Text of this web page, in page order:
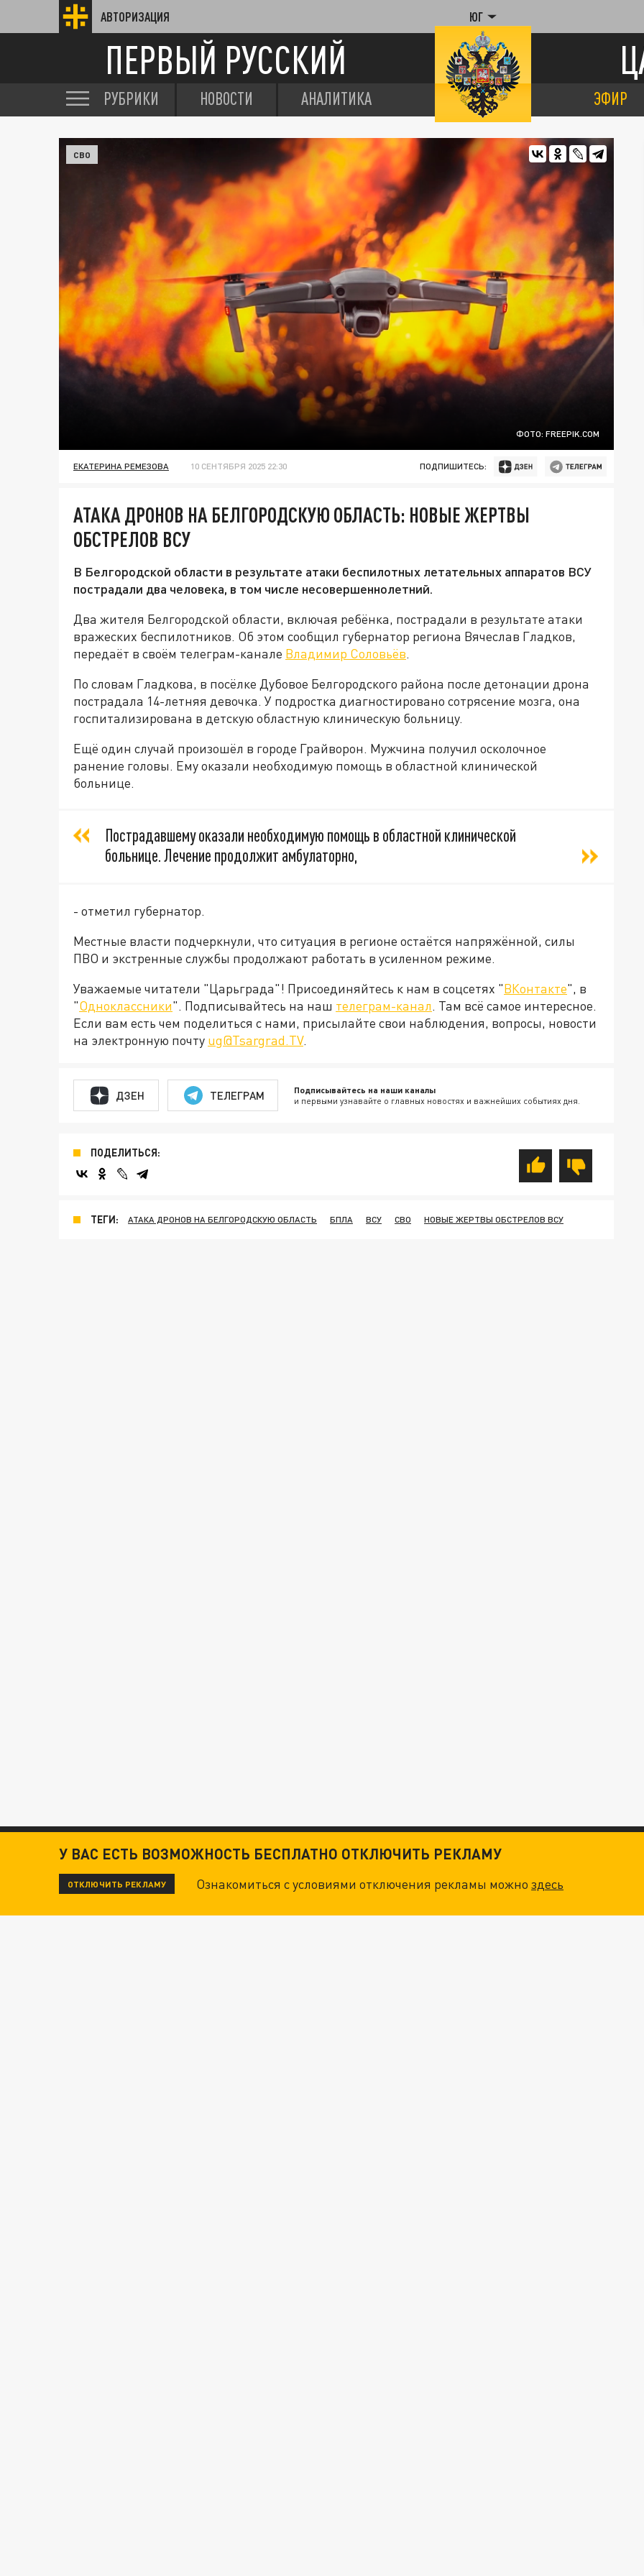
АВТОРИЗАЦИЯ ЮГ
ПЕРВЫЙ РУССКИЙ
РУБРИКИ НОВОСТИ АНАЛИТИКА ЭФИР
ФОТО: FREEPIK.COM
СВО
ЕКАТЕРИНА РЕМЕЗОВА 10 СЕНТЯБРЯ 2025 22:30 ПОДПИШИТЕСЬ:
АТАКА ДРОНОВ НА БЕЛГОРОДСКУЮ ОБЛАСТЬ: НОВЫЕ ЖЕРТВЫ
ОБСТРЕЛОВ ВСУ
В Белгородской области в результате атаки беспилотных летательных аппаратов ВСУ
пострадали два человека, в том числе несовершеннолетний.
Два жителя Белгородской области, включая ребёнка, пострадали в результате атаки
вражеских беспилотников. Об этом сообщил губернатор региона Вячеслав Гладков,
передаёт в своём телеграм-канале Владимир Соловьёв.
По словам Гладкова, в посёлке Дубовое Белгородского района после детонации дрона
пострадала 14-летняя девочка. У подростка диагностировано сотрясение мозга, она
госпитализирована в детскую областную клиническую больницу.
Ещё один случай произошёл в городе Грайворон. Мужчина получил осколочное
ранение головы. Ему оказали необходимую помощь в областной клинической
больнице.
Пострадавшему оказали необходимую помощь в областной клинической
больнице. Лечение продолжит амбулаторно,
- отметил губернатор.
Местные власти подчеркнули, что ситуация в регионе остаётся напряжённой, силы
ПВО и экстренные службы продолжают работать в усиленном режиме.
Уважаемые читатели "Царьграда"! Присоединяйтесь к нам в соцсетях "ВКонтакте", в
"Одноклассники". Подписывайтесь на наш телеграм-канал. Там всё самое интересное.
Если вам есть чем поделиться с нами, присылайте свои наблюдения, вопросы, новости
на электронную почту ug@Tsargrad.TV.
ДЗЕН ТЕЛЕГРАМ Подписывайтесь на наши каналы
и первыми узнавайте о главных новостях и важнейших событиях дня.
ПОДЕЛИТЬСЯ:
ТЕГИ: АТАКА ДРОНОВ НА БЕЛГОРОДСКУЮ ОБЛАСТЬ БПЛА ВСУ СВО НОВЫЕ ЖЕРТВЫ ОБСТРЕЛОВ ВСУ
У ВАС ЕСТЬ ВОЗМОЖНОСТЬ БЕСПЛАТНО ОТКЛЮЧИТЬ РЕКЛАМУ
ОТКЛЮЧИТЬ РЕКЛАМУ Ознакомиться с условиями отключения рекламы можноздесь